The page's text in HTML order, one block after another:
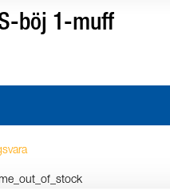
böj 1-muff